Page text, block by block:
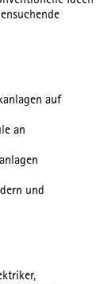
auf
an
und